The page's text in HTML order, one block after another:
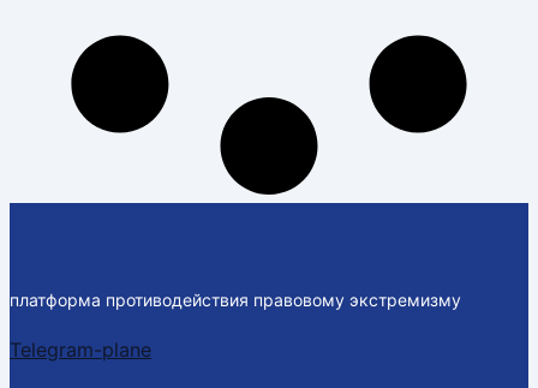
платформа противодействия правовому экстремизму
Telegram-plane